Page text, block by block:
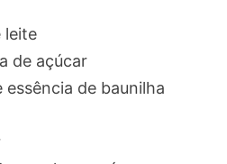
leite
de açúcar
essência de baunilha